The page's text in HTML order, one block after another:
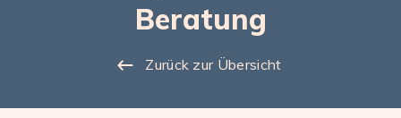
Beratung
Zurück zur Übersicht